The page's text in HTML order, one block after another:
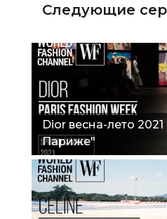
Следующие
Dior весна-лето
Париже"